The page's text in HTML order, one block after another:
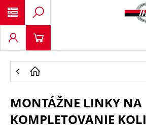
MONTÁŽNE LINKY NA
KOMPLETOVANIE